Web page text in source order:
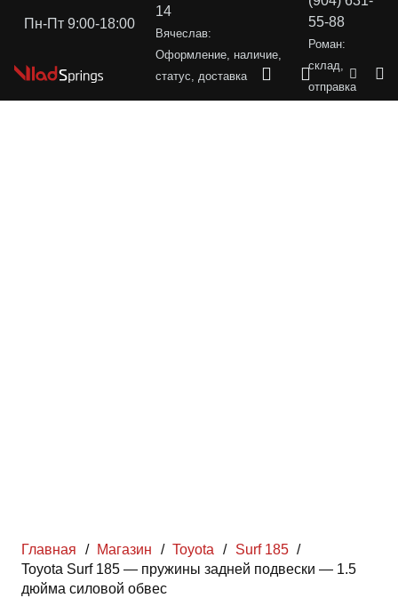
Пн-Пт 9:00-18:00
14
Вячеслав:
Оформление, наличие,
статус, доставка
55-88
Роман:
склад,
отправка
Главная / Магазин / Toyota / Surf 185 /
Toyota Surf 185 — пружины задней подвески — 1.5
дюйма силовой обвес